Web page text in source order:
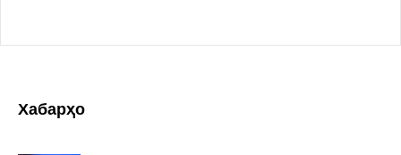
Хабарҳо